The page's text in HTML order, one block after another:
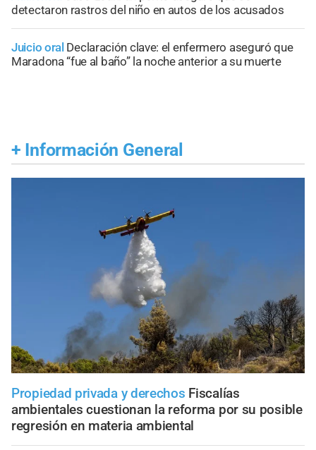
detectaron rastros del niño en autos de los acusados
Juicio oral Declaración clave: el enfermero aseguró que
Maradona “fue al baño” la noche anterior a su muerte
+ Información General
Propiedad privada y derechos Fiscalías
ambientales cuestionan la reforma por su posible
regresión en materia ambiental